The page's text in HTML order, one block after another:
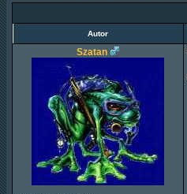
Autor
Szatan